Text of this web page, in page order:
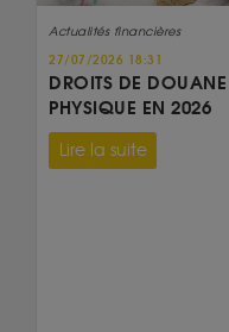
Actualités financières
27/07/2026 18:31
DROITS DE
PHYSIQUE EN 2026
Lire la suite